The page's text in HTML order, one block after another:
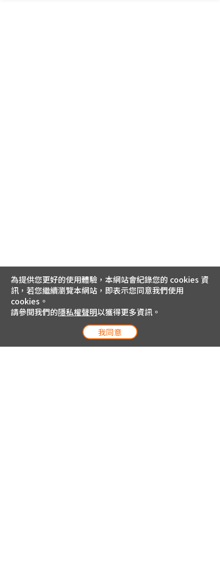
為提供您更好的使用體驗，本網站會紀錄您的 cookies 資
訊，若您繼續瀏覽本網站，即表示您同意我們使用
cookies。
請參閱我們的隱私權聲明以獲得更多資訊。
我同意